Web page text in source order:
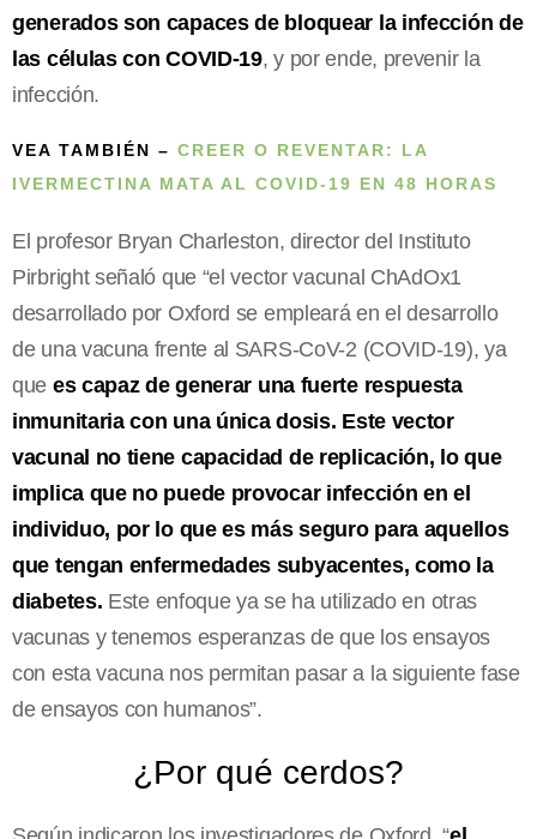
generados son capaces de bloquear la infección de
las células con COVID-19, y por ende, prevenir la
infección.
VEA TAMBIÉN – CREER O REVENTAR: LA
IVERMECTINA MATA AL COVID-19 EN 48 HORAS
El profesor Bryan Charleston, director del Instituto
Pirbright señaló que “el vector vacunal ChAdOx1
desarrollado por Oxford se empleará en el desarrollo
de una vacuna frente al SARS-CoV-2 (COVID-19), ya
que es capaz de generar una fuerte respuesta
inmunitaria con una única dosis. Este vector
vacunal no tiene capacidad de replicación, lo que
implica que no puede provocar infección en el
individuo, por lo que es más seguro para aquellos
que tengan enfermedades subyacentes, como la
diabetes. Este enfoque ya se ha utilizado en otras
vacunas y tenemos esperanzas de que los ensayos
con esta vacuna nos permitan pasar a la siguiente fase
de ensayos con humanos”.
¿Por qué cerdos?